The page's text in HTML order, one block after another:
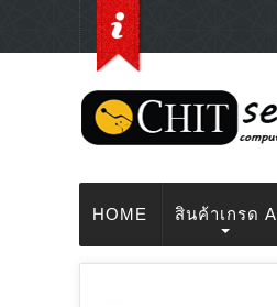
HOME สินค้าเกรด A